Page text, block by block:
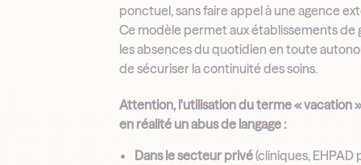
ponctuel, sans faire appel à une agence
Ce modèle permet aux établissements de
les absences du quotidien en toute
de sécuriser la continuité des soins.
Attention, l'utilisation du terme « vacation
en réalité un abus de langage :
Dans le secteur privé(cliniques, EHPAD